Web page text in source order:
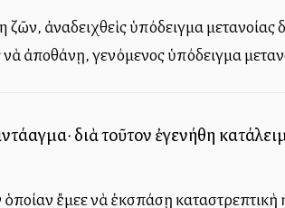
ἀναδειχθεὶς ὑπόδειγμα μετανοίας
ἀποθάνῃ, γενόμενος ὑπόδειγμα
διὰ τοῦτον ἐγενήθη
ἔμελλε νὰ ἐκσπάσῃ